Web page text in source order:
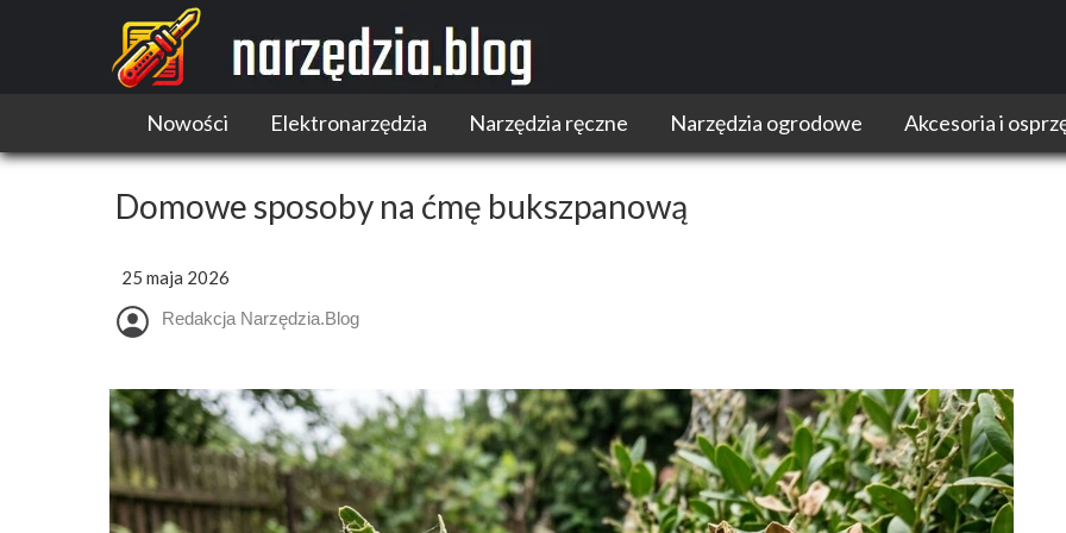
Nowości Elektronarzędzia
Narzędzia akumulatorowe
Narzędzia wielofunkcyjne
Pilarki
Narzędzia ręczne Narzędzia ogrodowe
Kosiarki
Nożyce do trawy i żywopłoty
Akcesoria i
Akumulatory do
Przechowywanie i
Domowe sposoby na ćmę bukszpanową
25 maja 2026
Redakcja Narzędzia.Blog